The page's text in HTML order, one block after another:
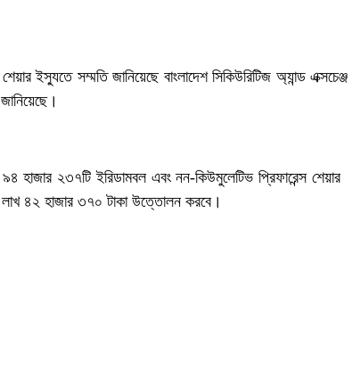
ইস্যুতে সম্মতি জানিয়েছে বাংলাদেশ সিকিউরিটিজ অ্যান্ড এক্সচেঞ্জ
২৩৭টি ইরিডামবল এবং নন-কিউমুলেটিভ প্রিফারেন্স শেয়ার
৪২ হাজার ৩৭০ টাকা উত্তোলন করবে।